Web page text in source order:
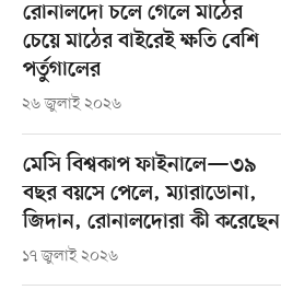
রোনালদো চলে গেলে মাঠের
চেয়ে মাঠের বাইরেই ক্ষতি বেশি
পর্তুগালের
২৬ জুলাই ২০২৬
মেসি বিশ্বকাপ ফাইনালে—৩৯
বছর বয়সে পেলে, ম্যারাডোনা,
জিদান, রোনালদোরা কী করেছেন
১৭ জুলাই ২০২৬